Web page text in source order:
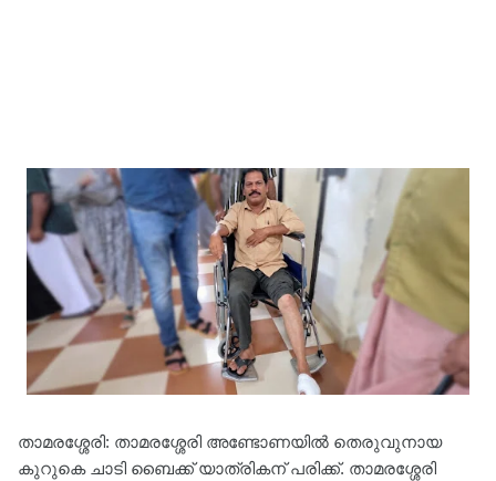
താമരശ്ശേരി: താമരശ്ശേരി അണ്ടോണയിൽ തെരുവുനായ
കുറുകെ ചാടി ബൈക്ക് യാത്രികന് പരിക്ക്. താമരശ്ശേരി